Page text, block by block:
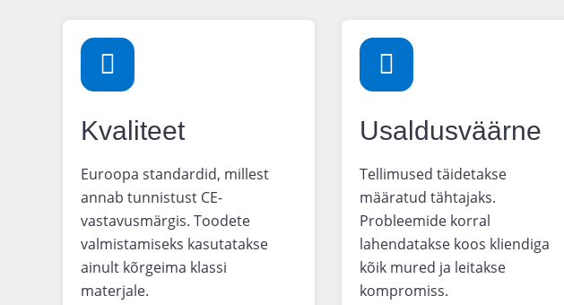
Kvaliteet
Euroopa standardid, millest
annab tunnistust CE-
vastavusmärgis. Toodete
valmistamiseks kasutatakse
ainult kõrgeima klassi
materjale.
Usaldusväärne
Tellimused täidetakse
määratud tähtajaks.
Probleemide korral
lahendatakse koos kliendiga
kõik mured ja leitakse
kompromiss.